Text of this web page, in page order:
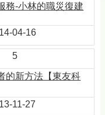
務-小林的職災復建
04-16
5
的新方法【東友科
11-27